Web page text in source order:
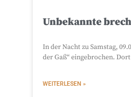
Unbekannte
In der Nacht zu Samstag,
der Gaß“ eingebrochen.
WEITERLESEN »